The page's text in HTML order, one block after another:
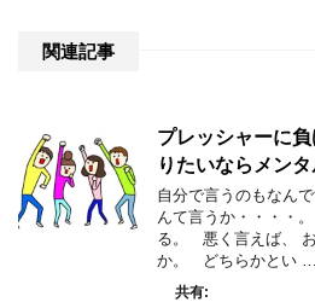
関連記事
プレッシャーに
りたいならメンタ
自分で言うのもなん
んて言うか・・・・
る。 悪く言えば、
か。 どちらかとい …
共有: